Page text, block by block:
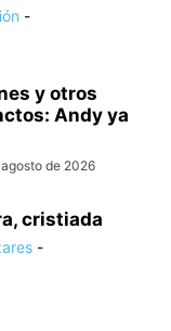
-
y otros
Andy ya
de 2026
cristiada
-